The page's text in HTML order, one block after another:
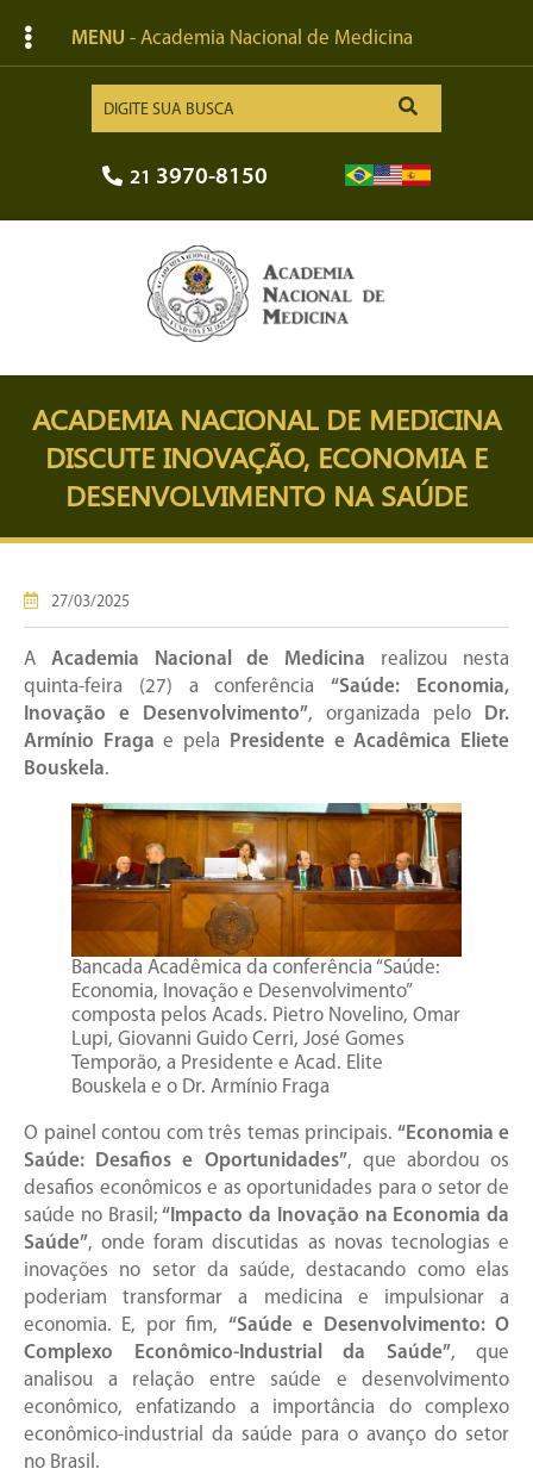
MENU - Academia Nacional de Medicina
21 3970-8150
ACADEMIA NACIONAL DE MEDICINA
DISCUTE INOVAÇÃO, ECONOMIA E
DESENVOLVIMENTO NA SAÚDE
27/03/2025
A Academia Nacional de Medicina realizou nesta
quinta-feira (27) a conferência“Saúde: Economia,
Inovação e Desenvolvimento”, organizada pelo
Dr.
Armínio Fraga e pela
Presidente e Acadêmica Eliete
Bouskela.
Bancada Acadêmica da conferência “Saúde:
Economia, Inovação e Desenvolvimento”
composta pelos Acads. Pietro Novelino, Omar
Lupi, Giovanni Guido Cerri, José Gomes
Temporão, a Presidente e Acad. Elite
Bouskela e o Dr. Armínio Fraga
O painel contou com três temas principais. “Economia e
Saúde: Desafios e Oportunidades”, que abordou os
desafios econômicos e as oportunidades para o setor de
saúde no Brasil; “Impacto da Inovação na Economia da
Saúde”, onde foram discutidas as novas tecnologias e
inovações no setor da saúde, destacando como elas
poderiam transformar a medicina e impulsionar a
economia. E, por fim, “Saúde e Desenvolvimento: O
Complexo Econômico-Industrial da Saúde”, que
analisou a relação entre saúde e desenvolvimento
econômico, enfatizando a importância do complexo
econômico-industrial da saúde para o avanço do setor
no Brasil.